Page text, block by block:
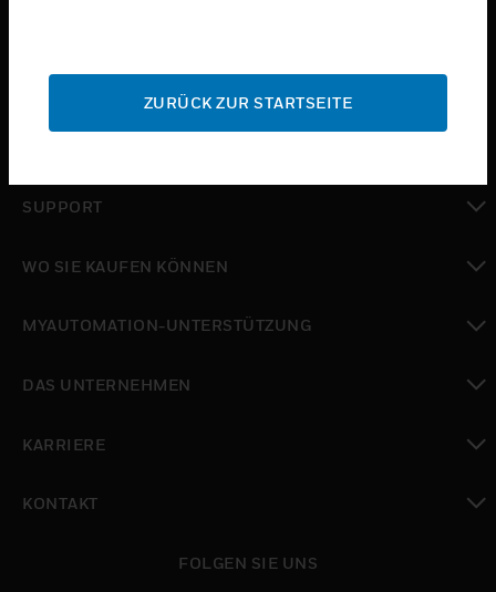
toggle view
toggle view
toggle view
SUPPORT
WO SIE KAUFEN KÖNNEN
MYAUTOMATION-UNTERSTÜTZUNG
DAS UNTERNEHMEN
KARRIERE
KONTAKT
FOLGEN SIE UNS
ZURÜCK ZUR STARTSEITE